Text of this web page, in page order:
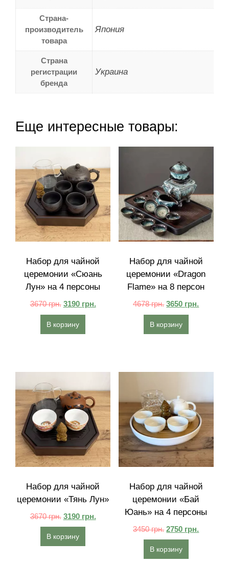
Страна-
производитель
товара
Япония
Страна
регистрации
бренда
Украина
Еще интересные товары:
Набор для чайной
церемонии «Сюань
Лун» на 4 персоны
3670грн. 3190 грн.
В корзину
Набор для чайной
церемонии «Dragon
Flame» на 8 персон
4678грн. 3650 грн.
В корзину
Набор для чайной
церемонии «Тянь Лун»
3670грн. 3190 грн.
В корзину
Набор для чайной
церемонии «Бай
Юань» на 4 персоны
3450грн. 2750 грн.
В корзину